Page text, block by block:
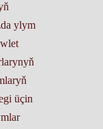
ylym
üçin